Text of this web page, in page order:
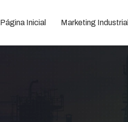
Página Inicial Marketing Industrial